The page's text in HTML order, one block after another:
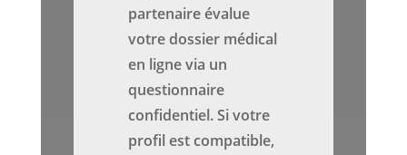
partenaire évalue
votre dossier médical
en ligne via un
questionnaire
confidentiel. Si votre
profil est compatible,